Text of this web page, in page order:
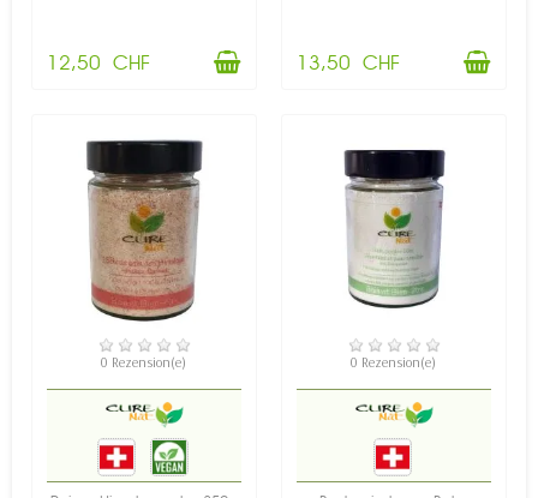
12,50 CHF 13,50 CHF
VERFÜGBAR
0 Rezension(e)
VERFÜGBAR
0 Rezension(e)